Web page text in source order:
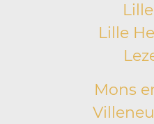
Lille
Mons